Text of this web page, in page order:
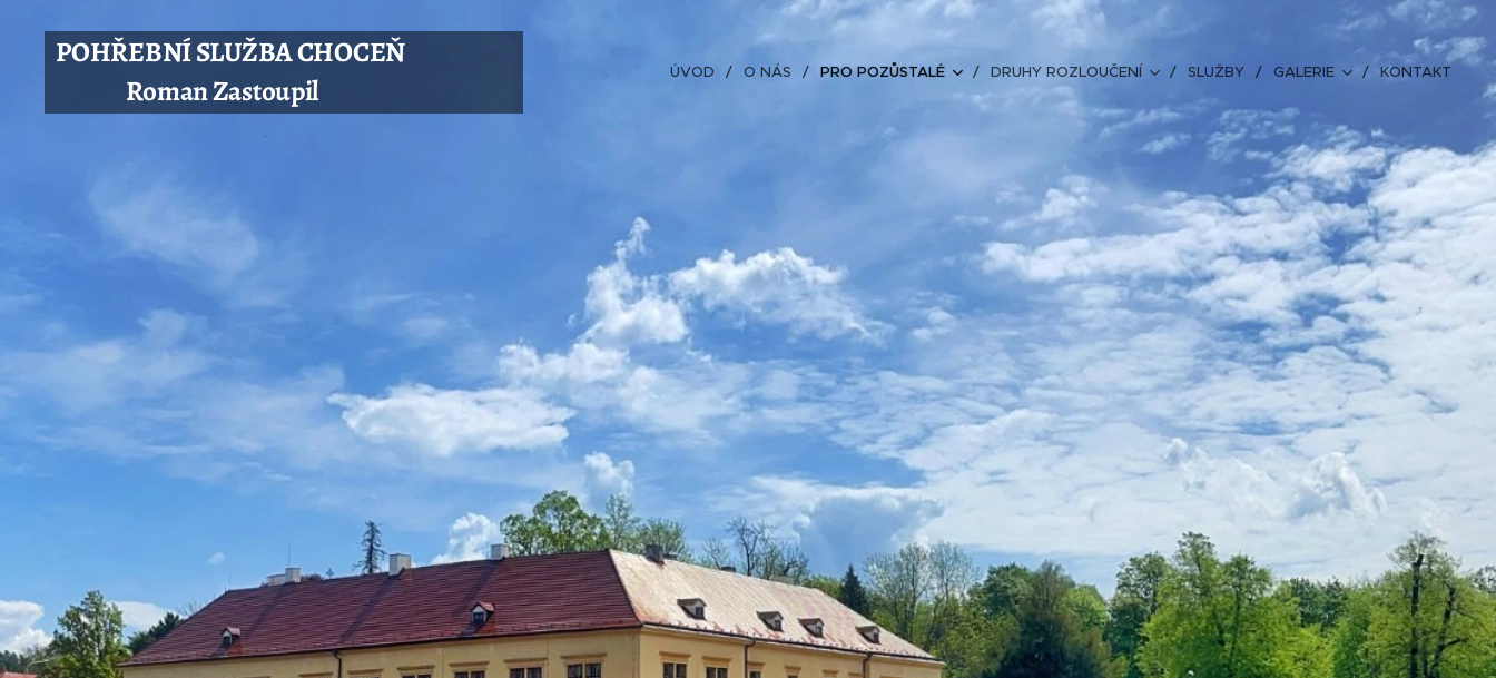
POHŘEBNÍ SLUŽBA CHOCEŇ
Roman Zastoupil
ÚVOD O NÁS PRO POZŮSTALÉ DRUHY ROZLOUČENÍ SLUŽBY GALERIE KONTAKT